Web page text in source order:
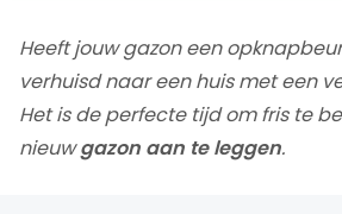
Heeft jouw gazon een
verhuisd naar een huis met een
Het is de perfecte tijd om fris te
nieuwgazon aan te leggen.